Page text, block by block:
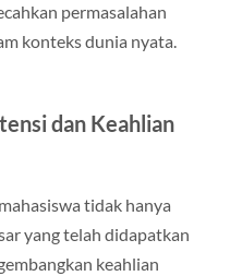
permasalahan
konteks dunia nyata.
dan Keahlian
tidak hanya
yang telah didapatkan
keahlian